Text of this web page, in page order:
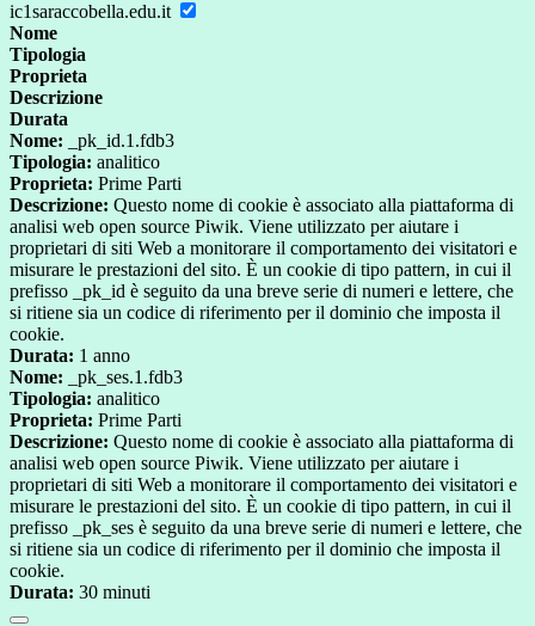
ic1saraccobella.edu.it
Nome
Tipologia
Proprieta
Descrizione
Durata
Nome: _pk_id.1.fdb3
Tipologia: analitico
Proprieta: Prime Parti
Descrizione: Questo nome di cookie è associato alla piattaforma di
analisi web open source Piwik. Viene utilizzato per aiutare i
proprietari di siti Web a monitorare il comportamento dei visitatori e
misurare le prestazioni del sito. È un cookie di tipo pattern, in cui il
prefisso _pk_id è seguito da una breve serie di numeri e lettere, che
si ritiene sia un codice di riferimento per il dominio che imposta il
cookie.
Durata: 1 anno
Nome: _pk_ses.1.fdb3
Tipologia: analitico
Proprieta: Prime Parti
Descrizione: Questo nome di cookie è associato alla piattaforma di
analisi web open source Piwik. Viene utilizzato per aiutare i
proprietari di siti Web a monitorare il comportamento dei visitatori e
misurare le prestazioni del sito. È un cookie di tipo pattern, in cui il
prefisso _pk_ses è seguito da una breve serie di numeri e lettere, che
si ritiene sia un codice di riferimento per il dominio che imposta il
cookie.
Durata: 30 minuti